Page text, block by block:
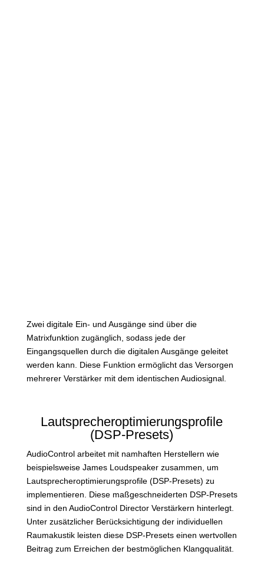
Zwei digitale Ein- und Ausgänge sind über die
Matrixfunktion zugänglich, sodass jede der
Eingangsquellen durch die digitalen Ausgänge geleitet
werden kann. Diese Funktion ermöglicht das Versorgen
mehrerer Verstärker mit dem identischen Audiosignal.
Lautsprecheroptimierungsprofile
(DSP-Presets)
AudioControl arbeitet mit namhaften Herstellern wie
beispielsweise James Loudspeaker zusammen, um
Lautsprecheroptimierungsprofile (DSP-Presets) zu
implementieren. Diese maßgeschneiderten DSP-Presets
sind in den AudioControl Director Verstärkern hinterlegt.
Unter zusätzlicher Berücksichtigung der individuellen
Raumakustik leisten diese DSP-Presets einen wertvollen
Beitrag zum Erreichen der bestmöglichen Klangqualität.